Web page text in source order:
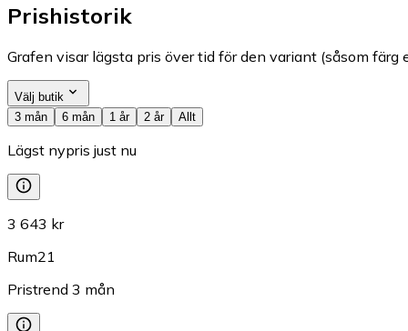
Prishistorik
Grafen visar lägsta pris över tid för den variant (såsom
Välj butik
3 mån
6 mån 1 år 2 år Allt
Lägst nypris just nu
3 643 kr
Rum21
Pristrend 3 mån